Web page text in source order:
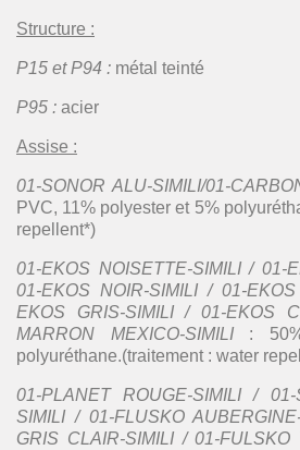
Structure :
P15 et P94 : métal teinté
P95 : acier
Assise :
01-SONOR ALU-SIMILI/01-
PVC, 11% polyester et 5%
repellent*)
01-EKOS NOISETTE-SIMILI / 01-
01-EKOS NOIR-SIMILI / 01-
EKOS GRIS-SIMILI / 01-EKOS
MARRON MEXICO-SIMILI: 50%
polyuréthane.(traitement : water
01-PLANET ROUGE-SIMILI /
SIMILI / 01-FLUSKO
GRIS CLAIR-SIMILI / 01-FULSKO